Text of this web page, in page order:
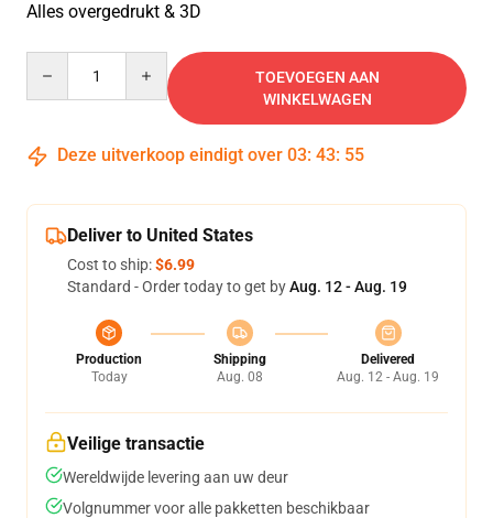
Alles overgedrukt & 3D
TOEVOEGEN AAN
WINKELWAGEN
Deze uitverkoop eindigt over 03: 43: 55
Deliver to United States
Cost to ship:$6.99
Standard - Order today to get byAug. 12 - Aug. 19
Production
Today
Shipping
Aug. 08
Delivered
Aug. 12 - Aug. 19
Veilige transactie
Wereldwijde levering aan uw deur
Volgnummer voor alle pakketten beschikbaar